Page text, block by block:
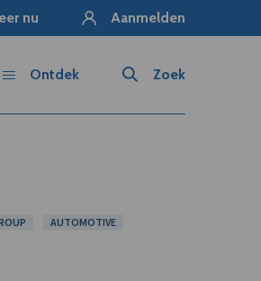
nu Aanmelden
Zoek
Ontdek
AUTOMOTIVE